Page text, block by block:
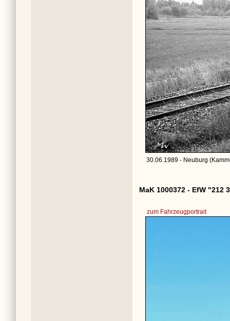
30.06.1989 - Neuburg
MaK 1000372 - EfW "212
zum Fahrzeugportrait